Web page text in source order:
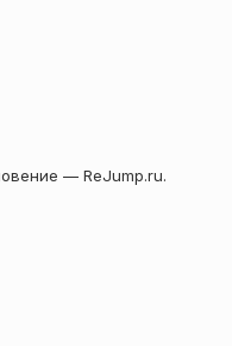
— ReJump.ru.